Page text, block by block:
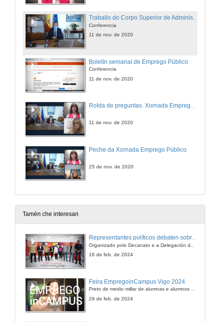
Traballo do Corpo Superior de Administradores do Estado
Conferencia
11 de nov. de 2020
Boletín semanal de Emprego Público
Conferencia
11 de nov. de 2020
Rolda de preguntas. Xornada Emprego Público
11 de nov. de 2020
Peche da Xornada Emprego Público
25 de nov. de 2020
Tamén che interesan
Representantes políticos debaten sobre educación e xuventude no campus de Pontevedra
16 de feb. de 2024
Feira EmpregoinCampus Vigo 2024
Preto de medio millar de alumnas e alumnos buscan coñecer máis de preto as oportunidades que lles achegan as arredor de medio cento de empresas que participan na edición viguesa da feira. Xunto coa visita aos stands, durante a feria desenvólvense varias actividades complementarias, como obradoiros, conversas, mesas redondas ou o pasaporte de empregabilidade, un espazo no que poderán recibir asesoramento sobre o seu CV.
29 de feb. de 2024